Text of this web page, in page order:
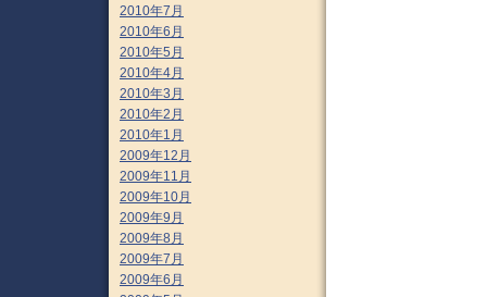
2010年7月
2010年6月
2010年5月
2010年4月
2010年3月
2010年2月
2010年1月
2009年12月
2009年11月
2009年10月
2009年9月
2009年8月
2009年7月
2009年6月